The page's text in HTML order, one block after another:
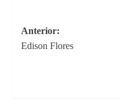
Navegación
de
Anterior:
Edison Flores